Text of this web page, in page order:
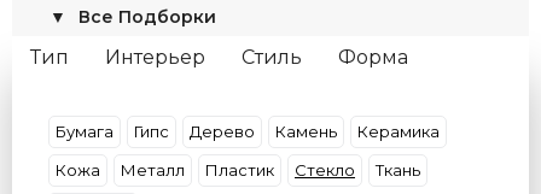
Все Подборки
▼
Тип Интерьер Стиль
Форма
Цвет свечения
Цвет плафона
Цвет арматуры
IP защита
Кол-во Ламп
Бумага Гипс Дерево Камень
Керамика
Кожа
Металл Пластик Стекло
Ткань